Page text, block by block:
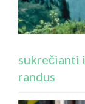
sukrečianti
randus